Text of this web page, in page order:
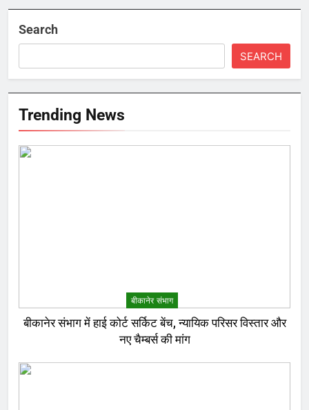
Search
SEARCH
Trending News
बीकानेर संभाग
बीकानेर संभाग में हाई कोर्ट सर्किट बेंच, न्यायिक परिसर विस्तार और
नए चैम्बर्स की मांग